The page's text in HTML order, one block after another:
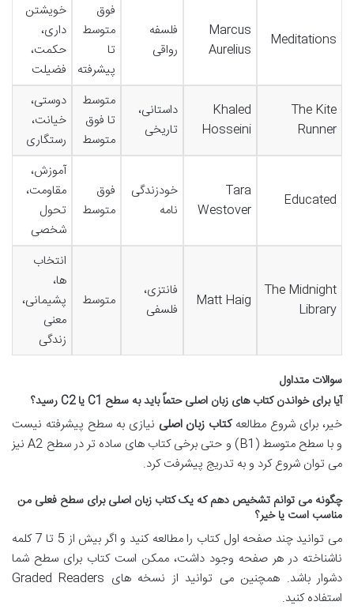
Meditations
Marcus
Aurelius
فلسفه
رواقی
فوق
متوسط
تا
پیشرفته
خویشتن
داری،
حکمت،
فضیلت
The Kite
Runner
Khaled
Hosseini
داستانی،
تاریخی
متوسط
تا فوق
متوسط
دوستی،
خیانت،
رستگاری
Educated
Tara
Westover
خودزندگی
نامه
فوق
متوسط
آموزش،
مقاومت،
تحول
شخصی
The Midnight
Library
Matt Haig
فانتزی،
فلسفی
متوسط
انتخاب
ها،
پشیمانی،
معنی
زندگی
سوالات متداول
آیا برای خواندن کتاب های زبان اصلی حتماً باید به سطح C1 یا C2 رسید؟
خیر، برای شروع مطالعهکتاب زبان اصلی نیازی به سطح پیشرفته نیست
و با سطح متوسط (B1) و حتی برخی کتاب های ساده تر در سطح A2 نیز
می توان شروع کرد و به تدریج پیشرفت کرد.
چگونه می توانم تشخیص دهم که یک کتاب زبان اصلی برای سطح فعلی من
مناسب است یا خیر؟
می توانید چند صفحه اول کتاب را مطالعه کنید و اگر بیش از 5 تا 7 کلمه
ناشناخته در هر صفحه وجود داشت، ممکن است کتاب برای سطح شما
دشوار باشد. همچنین می توانید از نسخه های Graded Readers
استفاده کنید.